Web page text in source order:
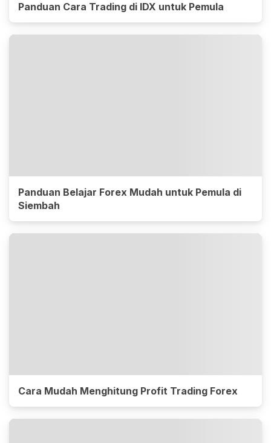
Panduan Cara Trading di IDX untuk Pemula
Panduan Belajar Forex Mudah untuk Pemula di
Siembah
Cara Mudah Menghitung Profit Trading Forex